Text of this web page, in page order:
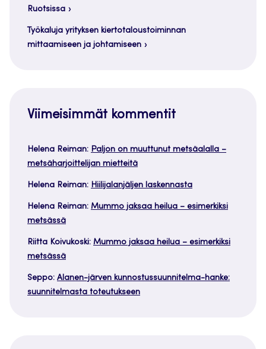
Ruotsissa
Työkaluja yrityksen kiertotaloustoiminnan
mittaamiseen ja johtamiseen
Viimeisimmät kommentit
Helena Reiman: Paljon on muuttunut metsäalalla –
metsäharjoittelijan mietteitä
Helena Reiman: Hiilijalanjäljen laskennasta
Helena Reiman: Mummo jaksaa heilua – esimerkiksi
metsässä
Riitta Koivukoski: Mummo jaksaa heilua – esimerkiksi
metsässä
Seppo: Alanen-järven kunnostussuunnitelma-hanke:
suunnitelmasta toteutukseen